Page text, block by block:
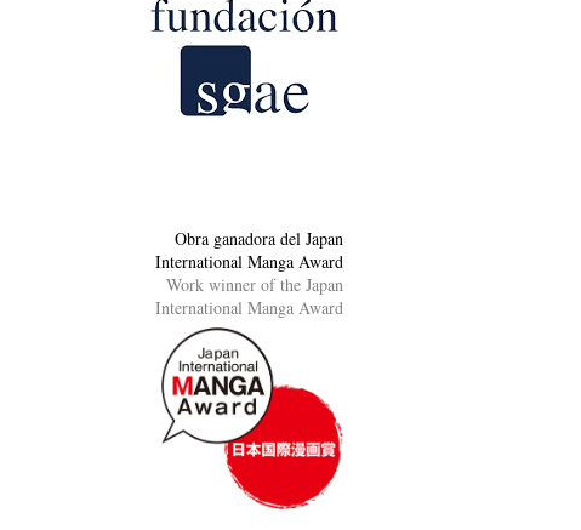
Obra ganadora del Japan
International Manga Award
Work winner of the Japan
International Manga Award